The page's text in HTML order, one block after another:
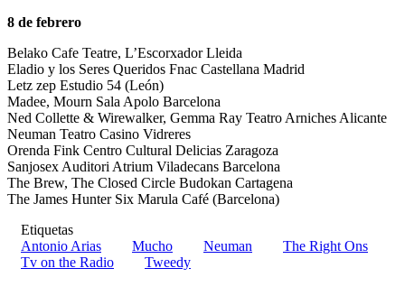
8 de febrero
Belako Cafe Teatre, L’Escorxador Lleida
Eladio y los Seres Queridos Fnac Castellana Madrid
Letz zep Estudio 54 (León)
Madee, Mourn Sala Apolo Barcelona
Ned Collette & Wirewalker, Gemma Ray Teatro Arniches Alicante
Neuman Teatro Casino Vidreres
Orenda Fink Centro Cultural Delicias Zaragoza
Sanjosex Auditori Atrium Viladecans Barcelona
The Brew, The Closed Circle Budokan Cartagena
The James Hunter Six Marula Café (Barcelona)
Etiquetas
Antonio Arias
Mucho Neuman
The Right Ons
Tv on the Radio
Tweedy